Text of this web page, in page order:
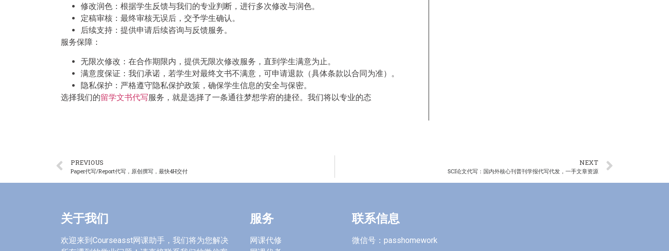
修改润色：根据学生反馈与我们的专业判断，进行多次修改与润色。
定稿审核：最终审核无误后，交予学生确认。
后续支持：提供申请后续咨询与反馈服务。
服务保障：
无限次修改：在合作期限内，提供无限次修改服务，直到学生满意为止。
满意度保证：我们承诺，若学生对最终文书不满意，可申请退款（具体条款以合同为准）。
隐私保护：严格遵守隐私保护政策，确保学生信息的安全与保密。
选择我们的留学文书代写服务，就是选择了一条通往梦想学府的捷径。我们将以专业的态
PREVIOUS
Paper代写/Report代写，原创撰写，最快4H交付
NEXT
SCI论文代写：国内外核心刊普刊学报代写代发，一手文章资源
关于我们
欢迎来到Courseasst网课助手，我们将为您解决
服务
网课代修
联系信息
微信号：passhomework